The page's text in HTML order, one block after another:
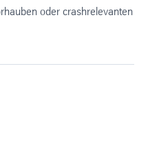
oder crashrelevanten